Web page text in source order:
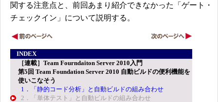
関する注意点と、前回あまり紹介できなかった「ゲート・
チェックイン」について説明する。
INDEX
［連載］Team Fourndaiton Server 2010入門
第5回 Team Foundation Server 2010 自動ビルドの便利機能を
使いこなそう
1．「静的コード分析」と自動ビルドの組み合わせ
2．「単体テスト」と自動ビルドの組み合わせ